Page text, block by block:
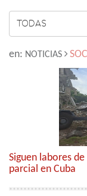
TODAS
en: NOTICIAS
Siguen labores
parcial en Cuba